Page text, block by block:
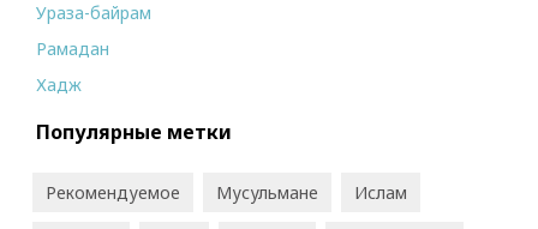
Ураза-байрам
Рамадан
Хадж
Популярные метки
Рекомендуемое Мусульмане Ислам